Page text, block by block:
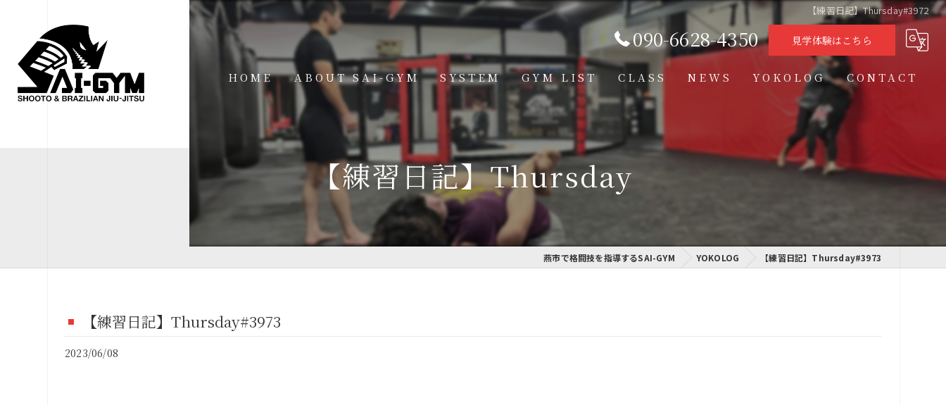
【練習日記】Thursday#3972
090-6628-4350 見学体験はこちら
HOME ABOUT SAI-GYM
INSTRUCTOR
FAQ
FIGHTER
ACCESS
SYSTEM GYM LIST
燕道場
見附道場
CLASS
タイムテーブル
格闘技クラス
通信制高校学習センター
NEWS YOKOLOG CONTACT
【練習日記】Thursday
燕市で格闘技を指導するSAI-GYM YOKOLOG 【練習日記】Thursday#3973
【練習日記】Thursday#3973
2023/06/08